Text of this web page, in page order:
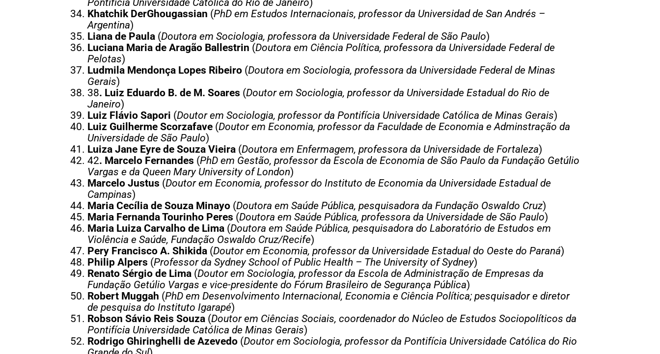
Pontifícia Universidade Católica do Rio de Janeiro)
Khatchik DerGhougassian (PhD em Estudos Internacionais, professor da Universidad de San Andrés –
Argentina)
Liana de Paula (Doutora em Sociologia, professora da Universidade Federal de São Paulo)
Luciana Maria de Aragão Ballestrin (Doutora em Ciência Política, professora da Universidade Federal de
Pelotas)
Ludmila Mendonça Lopes Ribeiro (Doutora em Sociologia, professora da Universidade Federal de Minas
Gerais)
38. Luiz Eduardo B. de M. Soares (Doutor em Sociologia, professor da Universidade Estadual do Rio de
Janeiro)
Luiz Flávio Sapori (Doutor em Sociologia, professor da Pontifícia Universidade Católica de Minas Gerais)
Luiz Guilherme Scorzafave (Doutor em Economia, professor da Faculdade de Economia e Adminstração da
Universidade de São Paulo)
Luiza Jane Eyre de Souza Vieira (Doutora em Enfermagem, professora da Universidade de Fortaleza)
42. Marcelo Fernandes (PhD em Gestão, professor da Escola de Economia de São Paulo da Fundação Getúlio
Vargas e da Queen Mary University of London)
Marcelo Justus (Doutor em Economia, professor do Instituto de Economia da Universidade Estadual de
Campinas)
Maria Cecília de Souza Minayo (Doutora em Saúde Pública, pesquisadora da Fundação Oswaldo Cruz)
Maria Fernanda Tourinho Peres (Doutora em Saúde Pública, professora da Universidade de São Paulo)
Maria Luiza Carvalho de Lima (Doutora em Saúde Pública, pesquisadora do Laboratório de Estudos em
Violência e Saúde, Fundação Oswaldo Cruz/Recife)
Pery Francisco A. Shikida (Doutor em Economia, professor da Universidade Estadual do Oeste do Paraná)
Philip Alpers (Professor da Sydney School of Public Health – The University of Sydney)
Renato Sérgio de Lima (Doutor em Sociologia, professor da Escola de Administração de Empresas da
Fundação Getúlio Vargas e vice-presidente do Fórum Brasileiro de Segurança Pública)
Robert Muggah (PhD em Desenvolvimento Internacional, Economia e Ciência Política; pesquisador e diretor
de pesquisa do Instituto Igarapé)
Robson Sávio Reis Souza (Doutor em Ciências Sociais, coordenador do Núcleo de Estudos Sociopolíticos da
Pontifícia Universidade Católica de Minas Gerais)
Rodrigo Ghiringhelli de Azevedo (Doutor em Sociologia, professor da Pontifícia Universidade Católica do Rio